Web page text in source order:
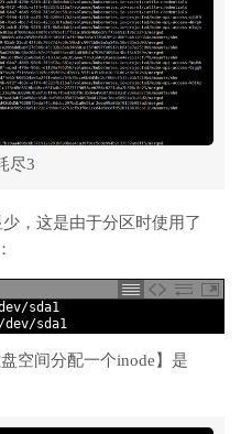
尽3
，这是由于分区时使用了
/sda1
/dev/sda1
空间分配一个inode】是